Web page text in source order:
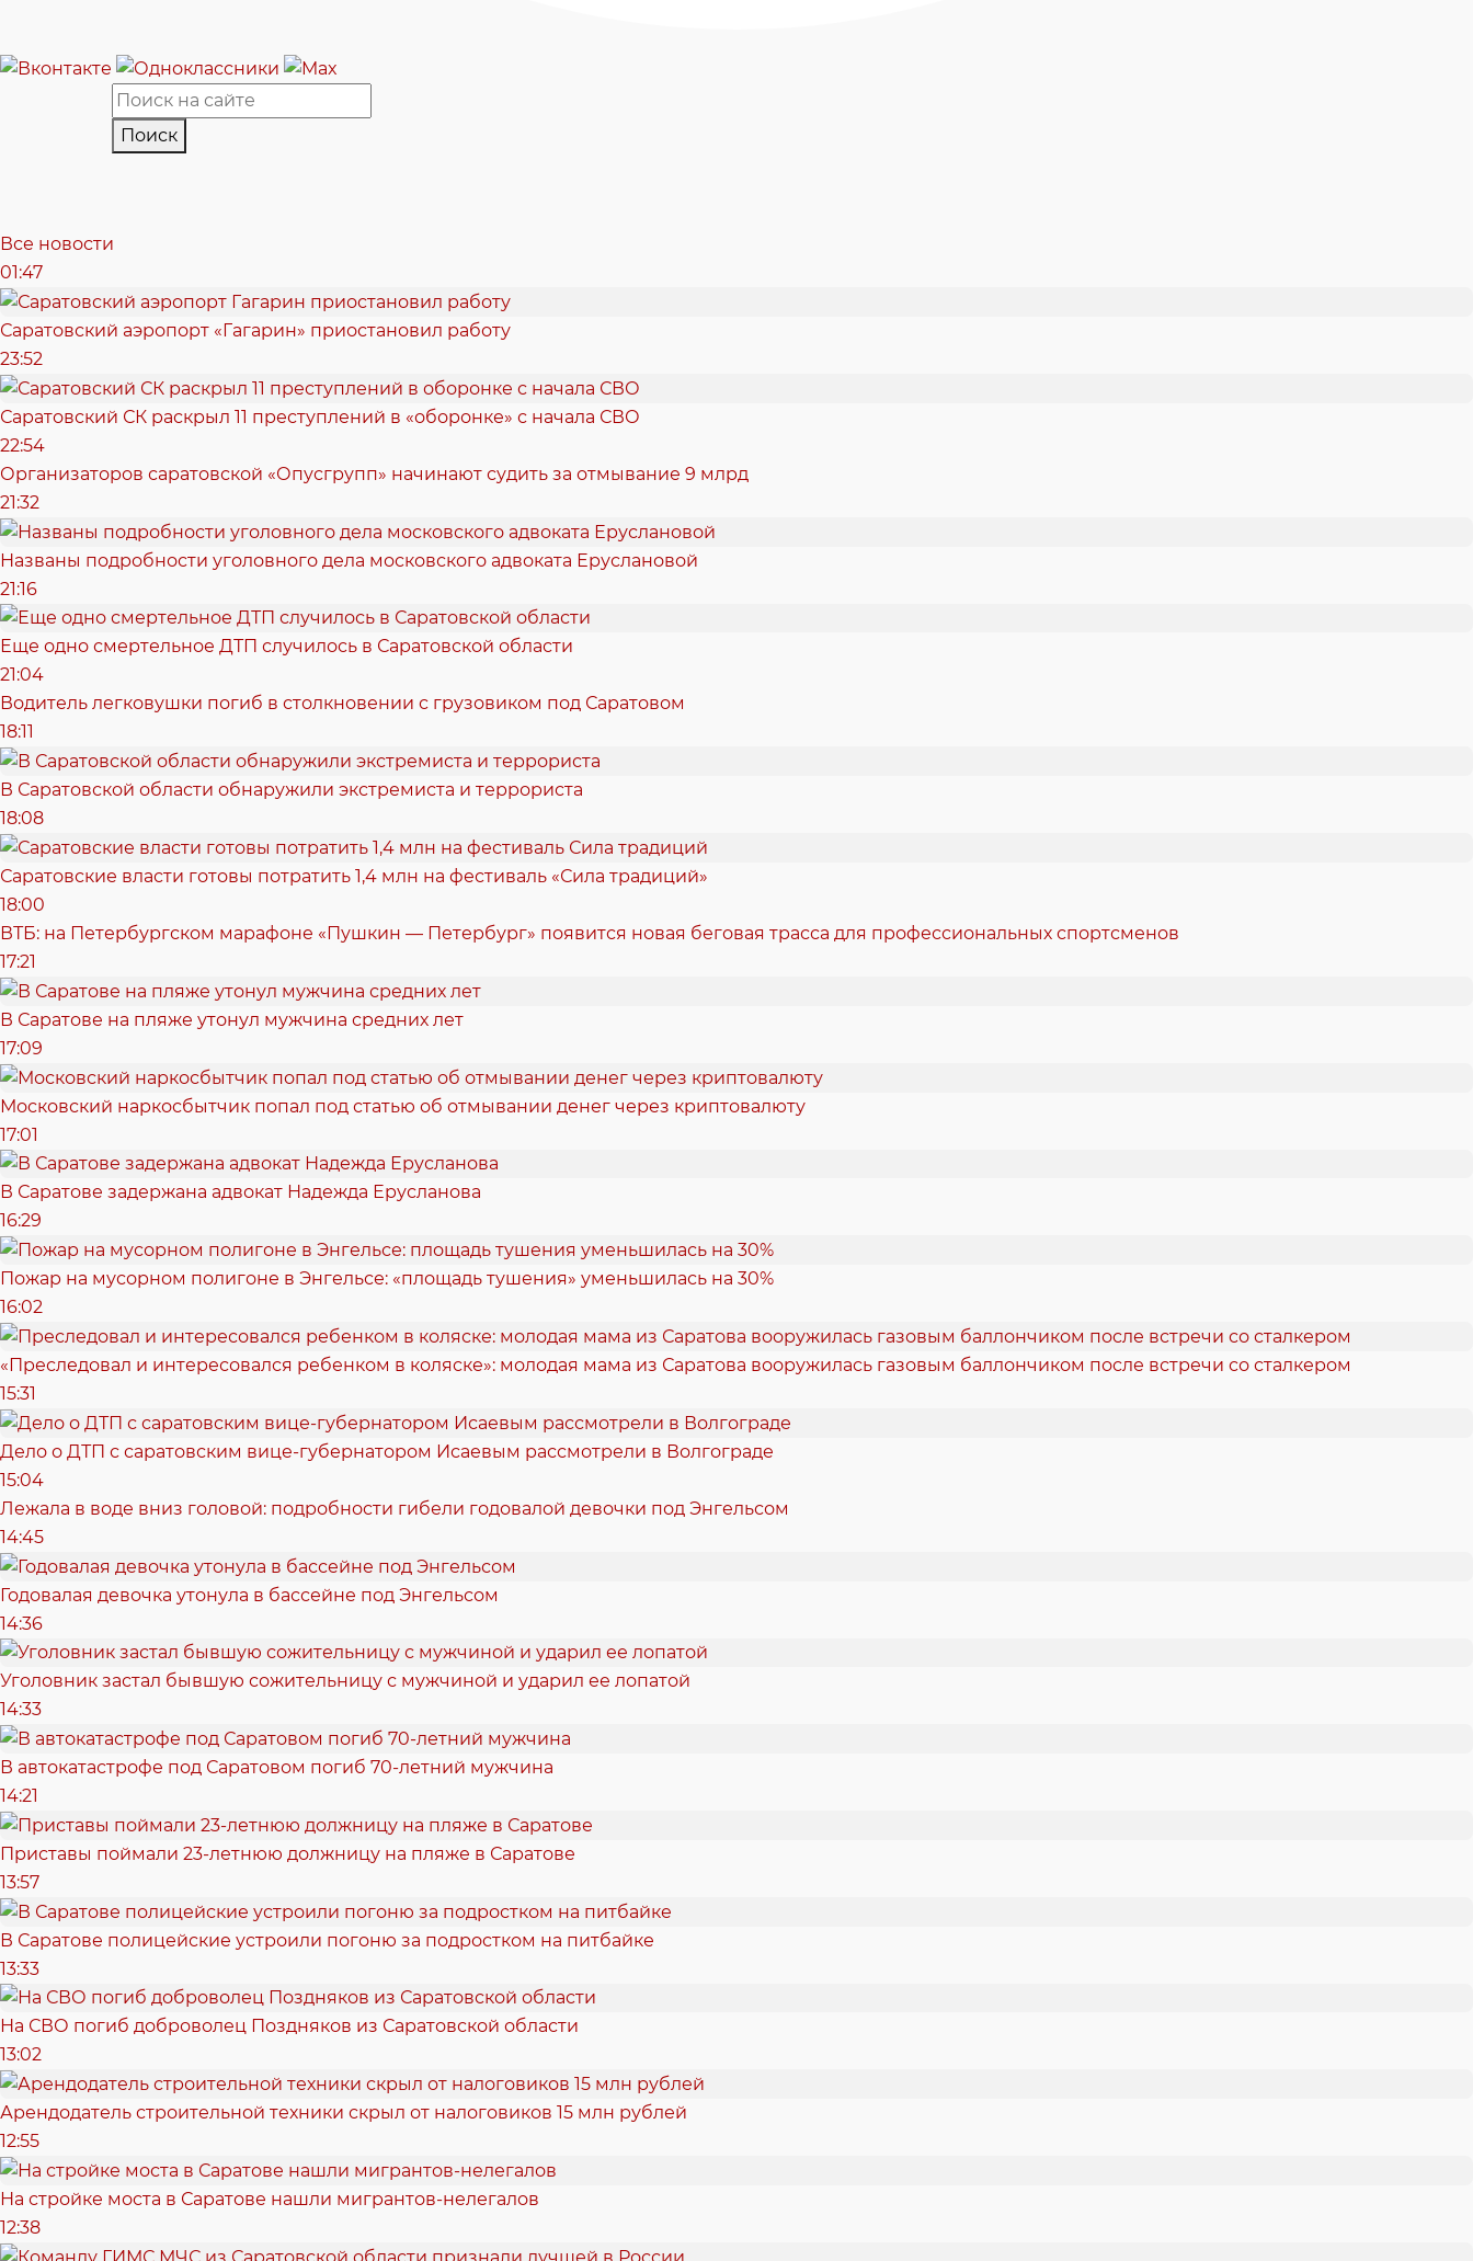
Поиск
Все новости
01:47
Саратовский аэропорт «Гагарин» приостановил работу
23:52
Саратовский СК раскрыл 11 преступлений в «оборонке» с начала СВО
22:54
Организаторов саратовской «Опусгрупп» начинают судить за отмывание 9 млрд
21:32
Названы подробности уголовного дела московского адвоката Еруслановой
21:16
Еще одно смертельное ДТП случилось в Саратовской области
21:04
Водитель легковушки погиб в столкновении с грузовиком под Саратовом
18:11
В Саратовской области обнаружили экстремиста и террориста
18:08
Саратовские власти готовы потратить 1,4 млн на фестиваль «Сила традиций»
18:00
ВТБ: на Петербургском марафоне «Пушкин — Петербург» появится новая беговая трасса для профессиональных спортсменов
17:21
В Саратове на пляже утонул мужчина средних лет
17:09
Московский наркосбытчик попал под статью об отмывании денег через криптовалюту
17:01
В Саратове задержана адвокат Надежда Ерусланова
16:29
Пожар на мусорном полигоне в Энгельсе: «площадь тушения» уменьшилась на 30%
16:02
«Преследовал и интересовался ребенком в коляске»: молодая мама из Саратова вооружилась газовым баллончиком после встречи со сталкером
15:31
Дело о ДТП с саратовским вице-губернатором Исаевым рассмотрели в Волгограде
15:04
Лежала в воде вниз головой: подробности гибели годовалой девочки под Энгельсом
14:45
Годовалая девочка утонула в бассейне под Энгельсом
14:36
Уголовник застал бывшую сожительницу с мужчиной и ударил ее лопатой
14:33
В автокатастрофе под Саратовом погиб 70-летний мужчина
14:21
Приставы поймали 23-летнюю должницу на пляже в Саратове
13:57
В Саратове полицейские устроили погоню за подростком на питбайке
13:33
На СВО погиб доброволец Поздняков из Саратовской области
13:02
Арендодатель строительной техники скрыл от налоговиков 15 млн рублей
12:55
На стройке моста в Саратове нашли мигрантов-нелегалов
12:38